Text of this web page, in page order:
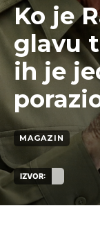
Ko je
glavu
ih je
MAGAZIN
IZVOR: